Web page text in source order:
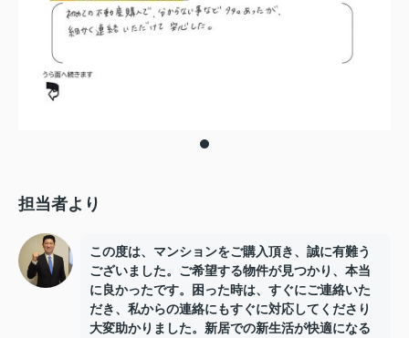
担当者より
この度は、マンションをご購入頂き、誠に有難う
ございました。ご希望する物件が見つかり、本当
に良かったです。困った時は、すぐにご連絡いた
だき、私からの連絡にもすぐに対応してくださり
大変助かりました。新居での新生活が快適になる